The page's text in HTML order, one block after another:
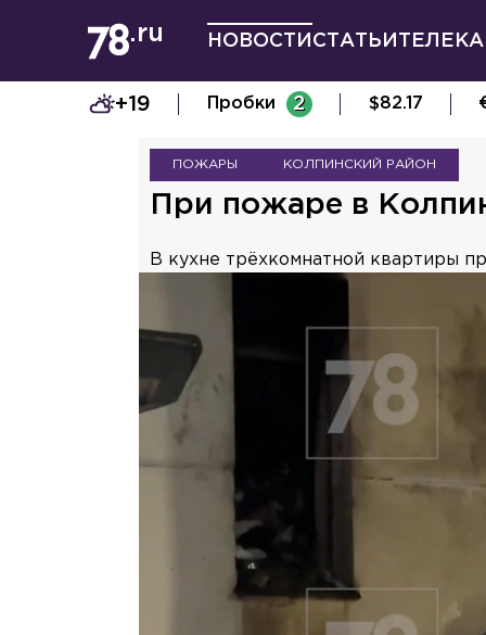
НОВОСТИ СТАТЬИ
+19 Пробки 2 $82.17
ПОЖАРЫ КОЛПИНСКИЙ РАЙОН
При пожаре в
В кухне трёхкомнатной квартиры